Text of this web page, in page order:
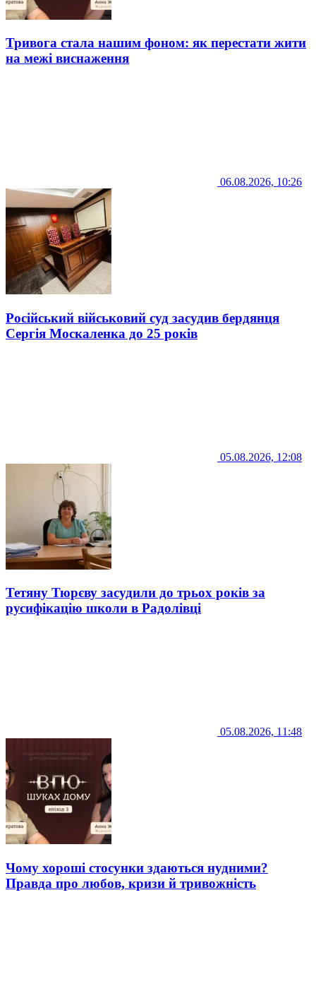
Тривога стала нашим фоном: як перестати жити
на межі виснаження
06.08.2026, 10:26
Російський військовий суд засудив бердянця
Сергія Москаленка до 25 років
05.08.2026, 12:08
Тетяну Тюрєву засудили до трьох років за
русифікацію школи в Радолівці
05.08.2026, 11:48
Чому хороші стосунки здаються нудними?
Правда про любов, кризи й тривожність